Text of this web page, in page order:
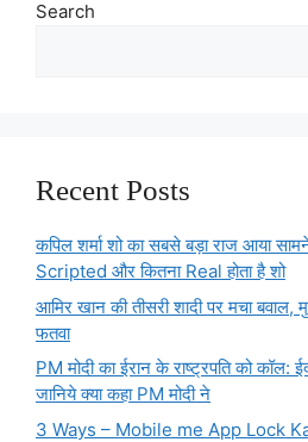
Search
Recent Posts
कपिल शर्मा शो का सबसे बड़ा राज आया
Scripted और कितना Real होता है शो
आमिर खान की तीसरी शादी पर मचा बवाल,
फतवा
PM मोदी का ईरान के राष्ट्रपति को कॉल:
जानिये क्या कहा PM मोदी ने
3 Ways – Mobile me App Lock